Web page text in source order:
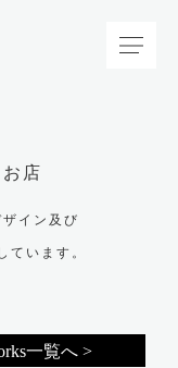
店
イン及び
ています。
一覧へ >